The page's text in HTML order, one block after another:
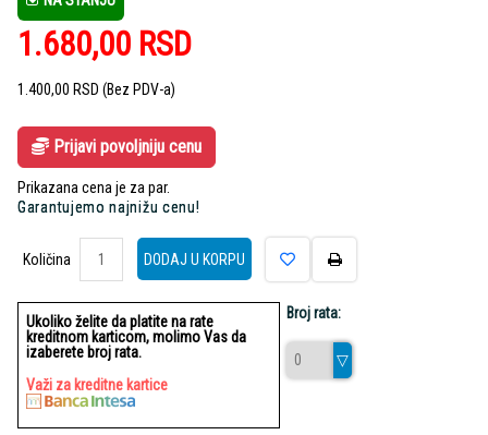
1.680,00 RSD
1.400,00 RSD (Bez PDV-a)
Prijavi povoljniju cenu
Prikazana cena je za par.
Garantujemo najnižu cenu!
Količina
Količina
DODAJ U KORPU
Ukoliko želite da platite na rate
kreditnom karticom, molimo Vas da
izaberete broj rata.
Važi za kreditne kartice
Broj rata: